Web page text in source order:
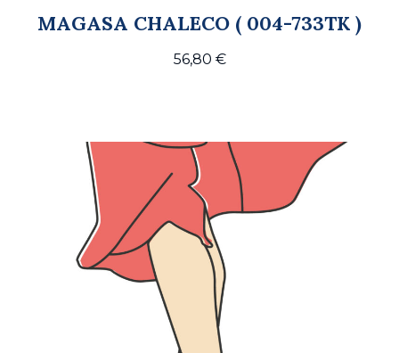
MAGASA CHALECO ( 004-733TK )
56,80 €